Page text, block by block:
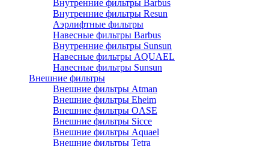
Внутренние фильтры Barbus
Внутренние фильтры Resun
Аэрлифтные фильтры
Навесные фильтры Barbus
Внутренние фильтры Sunsun
Навесные фильтры AQUAEL
Навесные фильтры Sunsun
Внешние фильтры
Внешние фильтры Atman
Внешние фильтры Eheim
Внешние фильтры OASE
Внешние фильтры Sicce
Внешние фильтры Aquael
Внешние фильтры Tetra